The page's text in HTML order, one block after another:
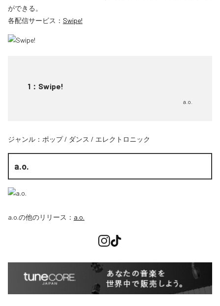
ができる。
各配信サービス： Swipe!
1 ： Swipe!
a.o.
ジャンル： ポップ/ ダンス / エレクトロニック
a.o.
a.o.の他のリリース： a.o.